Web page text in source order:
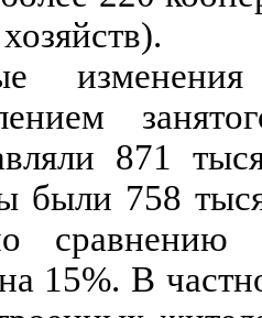
871
были 758
по
15%. В